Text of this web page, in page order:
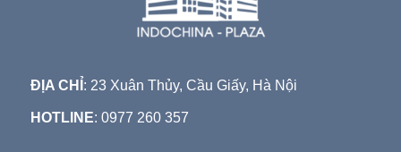
ĐỊA CHỈ : 23 Xuân Thủy, Cầu Giấy, Hà Nội
HOTLINE: 0977 260 357